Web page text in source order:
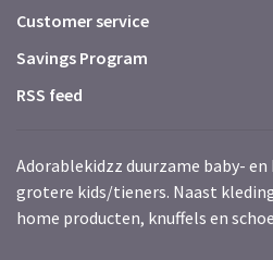
Customer service
Savings Program
RSS feed
Adorablekidzz duurzame baby-
grotere kids/tieners. Naast
home producten, knuffels en